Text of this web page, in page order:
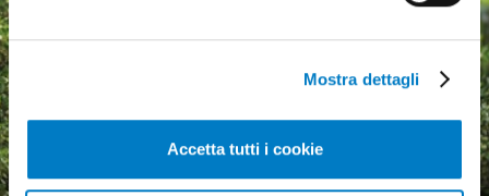
Mostra dettagli
Accetta tutti i cookie